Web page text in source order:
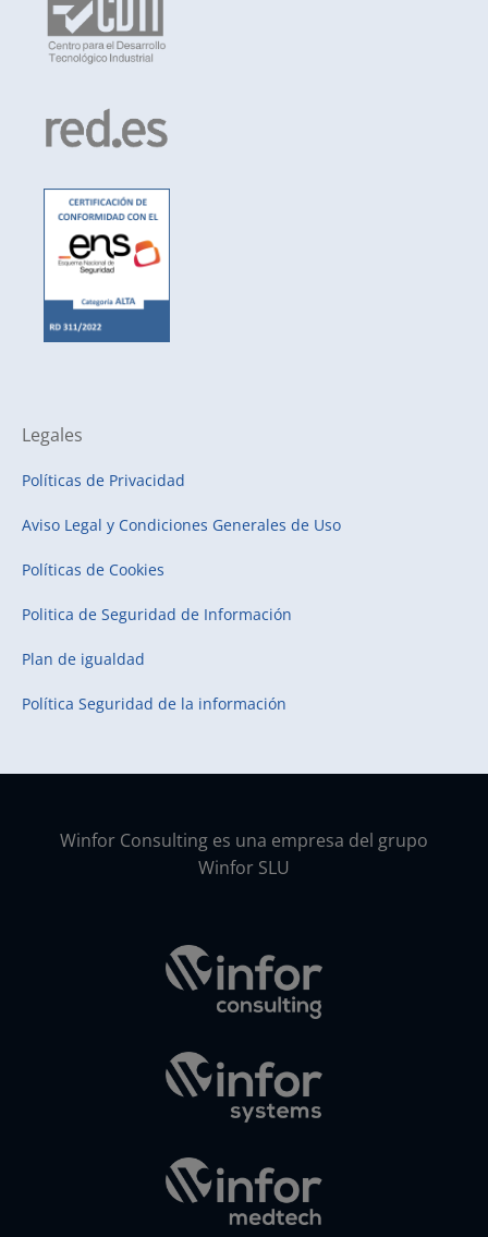
Legales
Políticas de Privacidad
Aviso Legal y Condiciones Generales de Uso
Políticas de Cookies
Politica de Seguridad de Información
Plan de igualdad
Política Seguridad de la información
Winfor Consulting es una empresa del grupo
Winfor SLU